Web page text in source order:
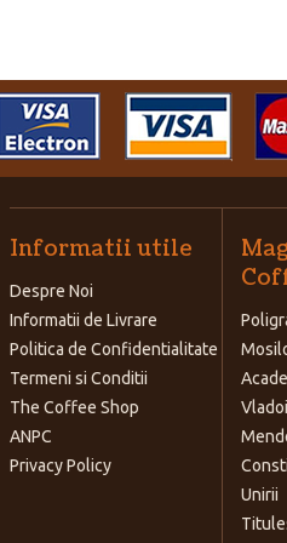
Informatii utile
Despre Noi
Informatii de Livrare
Politica de Confidentialitate
Termeni si Conditii
The Coffee Shop
ANPC
Privacy Policy
Unirii